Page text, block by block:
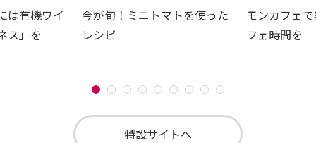
は有機ワイ
ス」を
今が旬！ミニトマトを使った
レシピ
モンカフェ
フェ時間を
特設サイトへ